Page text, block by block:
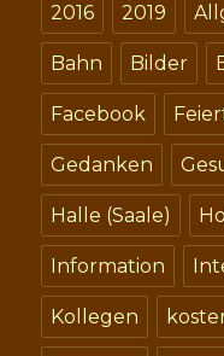
2016 2019
Bahn Bilder
Facebook
Gedanken
Halle (Saale)
Information
Kollegen